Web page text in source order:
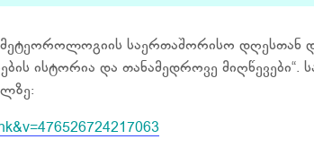
საერთაშორისო დღესთან
ისტორია და თანამედროვე მიღწევები“.